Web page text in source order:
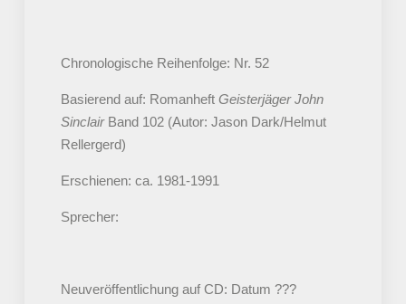
Chronologische Reihenfolge: Nr. 52
Basierend auf: Romanheft Geisterjäger John
SinclairBand 102 (Autor: Jason Dark/Helmut
Rellergerd)
Erschienen: ca. 1981-1991
Sprecher:
Neuveröffentlichung auf CD: Datum ???